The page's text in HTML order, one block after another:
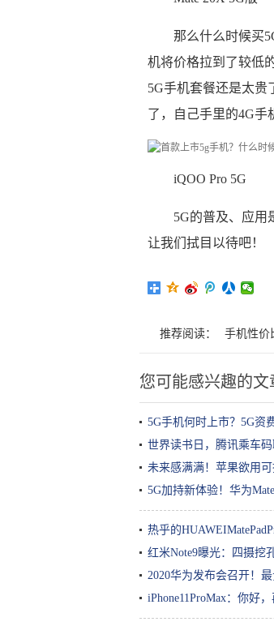
那么什么时候买
机将价格拉到了较低
5G手机套餐还是太贵
了，自己手里的4G手
iQOO Pro 5G
5G的普及、应用
让我们拭目以待吧！
推荐阅读： 手机性价
您可能感兴趣的文
5G手机何时上市？5G资
世界读书日，腾讯乘车
未来感满满！苹果欲用
5G加持新体验！华为
热乎的
红米Note9曝光：四摄挖
2020华为发布会召开！
iPhone11ProMax：你好